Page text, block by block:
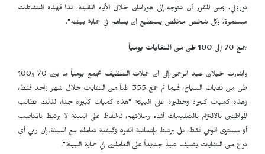
نورولي، ومن المقرر أن نتوجه إلى هورامان خلال الأيام المقبلة، لذا فهذه النشاطات
مستمرة، وكل شخص مخلص يستطيع أن يساهم في حماية بيئته".
جمع 70 إلى 100 طن من النفايات يومياً
وأشارت خيلان عبد الرحمن إلى أن حملات التنظيف تجمع يومياً ما بين 70 و100
طن من نفايات السياح، فيما تم جمع 355 طناً من النفايات خلال شهر واحد فقط،
وهذه كميات كبيرة وخطيرة على البيئة "هذه كميات كبيرة جداً، لذلك نطالب
المواطنين بالالتزام بالتعليمات أثناء رحلاتهم، فالحفاظ على البيئة لا يرتبط بالمناصب
أو مستوى الوعي فقط، بل يرتبط بإنسانية الفرد وكيفية تعامله مع البيئة. إن رمي أي
نوع من النفايات يضيف عبئاً جديداً على العاملين في حماية البيئة".